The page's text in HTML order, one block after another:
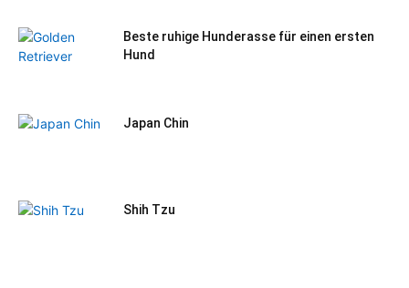
Beste ruhige Hunderasse für einen ersten
Hund
Japan Chin
Shih Tzu